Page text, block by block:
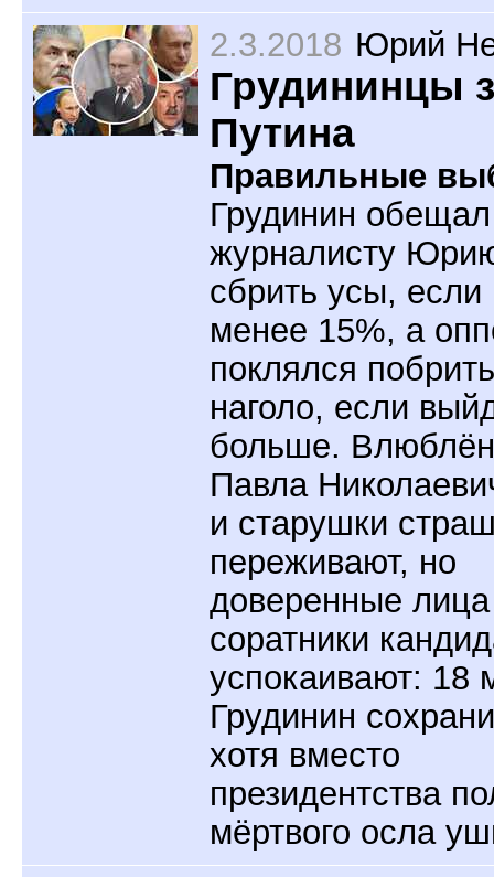
2.3.2018 Юрий
Грудининцы
Путина
Правильные
Грудинин обещал
журналисту
сбрить усы, если
менее 15%, а
поклялся
наголо, если
больше.
Павла
и старушки
переживают, но
доверенные
соратники
успокаивают: 18
Грудинин
хотя вместо
президентства
мёртвого осла